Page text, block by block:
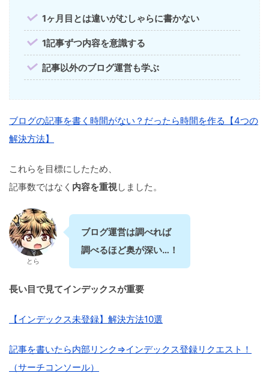
1ヶ月目とは違いがむしゃらに書かない
1記事ずつ内容を意識する
記事以外のブログ運営も学ぶ
ブログの記事を書く時間がない？だったら時間を作る【4つの
解決方法】
これらを目標にしたため、
記事数ではなく 内容を重視しました。
とら
ブログ運営は調べれば
調べるほど奥が深い…！
長い目で見てインデックスが重要
【インデックス未登録】解決方法10選
記事を書いたら内部リンク⇒インデックス登録リクエスト！
（サーチコンソール）